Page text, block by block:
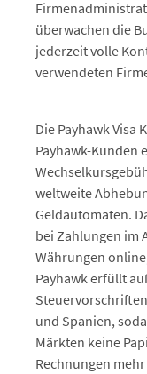
überwachen die
jederzeit volle
verwendeten
Die Payhawk Visa
Payhawk-Kunden
weltweite
Geldautomaten.
bei Zahlungen im
Währungen
Payhawk erfüllt
und Spanien,
Märkten keine
Rechnungen